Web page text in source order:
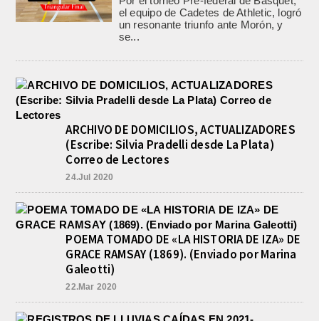
el equipo de Cadetes de Athletic, logró
un resonante triunfo ante Morón, y
se...
ARCHIVO DE DOMICILIOS, ACTUALIZADORES
(Escribe: Silvia Pradelli desde La Plata)
Correo de Lectores
24.Jul 2020
POEMA TOMADO DE «LA HISTORIA DE IZA» DE
GRACE RAMSAY (1869). (Enviado por Marina
Galeotti)
22.Mar 2020